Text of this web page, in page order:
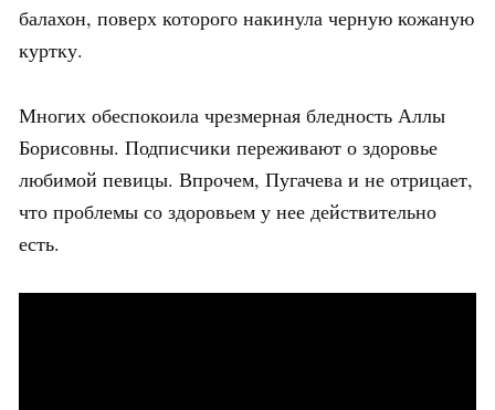
балахон, поверх которого накинула черную кожаную
куртку.
Многих обеспокоила чрезмерная бледность Аллы
Борисовны. Подписчики переживают о здоровье
любимой певицы. Впрочем, Пугачева и не отрицает,
что проблемы со здоровьем у нее действительно
есть.